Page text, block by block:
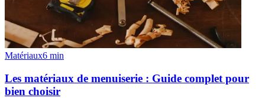
Matériaux6 min
Les matériaux de menuiserie : Guide complet pour
bien choisir